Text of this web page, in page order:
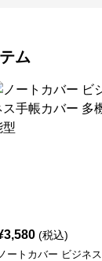
ム
3,580 (税込)
ートカバー ビジネス